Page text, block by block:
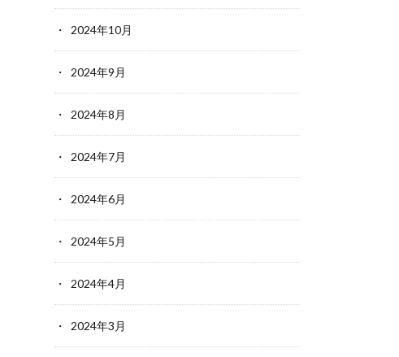
2024年10月
2024年9月
2024年8月
2024年7月
2024年6月
2024年5月
2024年4月
2024年3月